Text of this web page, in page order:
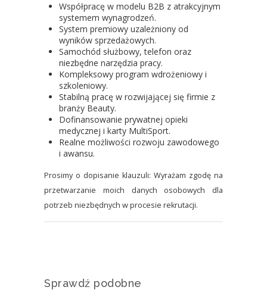
Współpracę w modelu B2B z atrakcyjnym
systemem wynagrodzeń.
System premiowy uzależniony od
wyników sprzedażowych.
Samochód służbowy, telefon oraz
niezbędne narzędzia pracy.
Kompleksowy program wdrożeniowy i
szkoleniowy.
Stabilną pracę w rozwijającej się firmie z
branży Beauty.
Dofinansowanie prywatnej opieki
medycznej i karty MultiSport.
Realne możliwości rozwoju zawodowego
i awansu.
Prosimy o dopisanie klauzuli: Wyrażam zgodę na
przetwarzanie moich danych osobowych dla
potrzeb niezbędnych w procesie rekrutacji.
Sprawdź podobne